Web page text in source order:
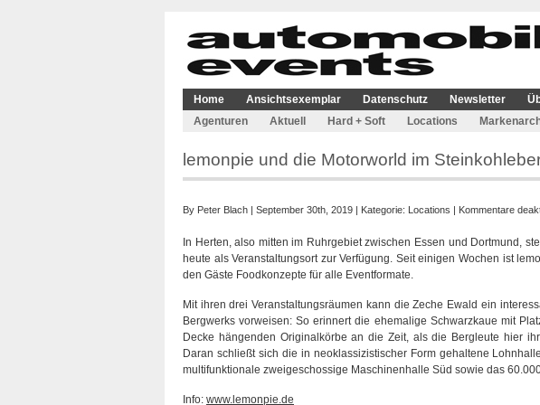
Home Ansichtsexemplar Datenschutz Newsletter
Agenturen
Aktuell Hard + Soft Locations
lemonpie und die Motorworld im
By Peter Blach | September 30th, 2019 | Kategorie: Locations | Kommentare
In Herten, also mitten im Ruhrgebiet zwischen Essen und Dortmund,
heute als Veranstaltungsort zur Verfügung. Seit einigen Wochen ist
den Gäste Foodkonzepte für alle Eventformate.
Mit ihren drei Veranstaltungsräumen kann die Zeche Ewald ein
Bergwerks vorweisen: So erinnert die ehemalige Schwarzkaue mit
Decke hängenden Originalkörbe an die Zeit, als die Bergleute hier
Daran schließt sich die in neoklassizistischer Form gehaltene
multifunktionale zweigeschossige Maschinenhalle Süd sowie das
Info: www.lemonpie.de